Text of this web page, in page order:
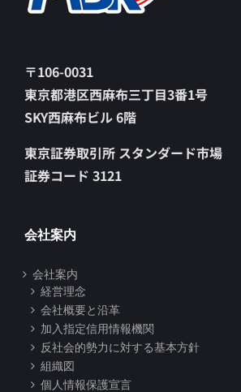
〒106-0031
東京都港区西麻布三丁目3番1号
SKY西麻布ビル 6階
東京証券取引所 スタンダード市場
証券コード 3121
会社案内
会社案内
経営理念
会社概要と沿革
加入指定信用情報機関
反社会的勢力に対する基本方針
組織図
個人情報保護宣言